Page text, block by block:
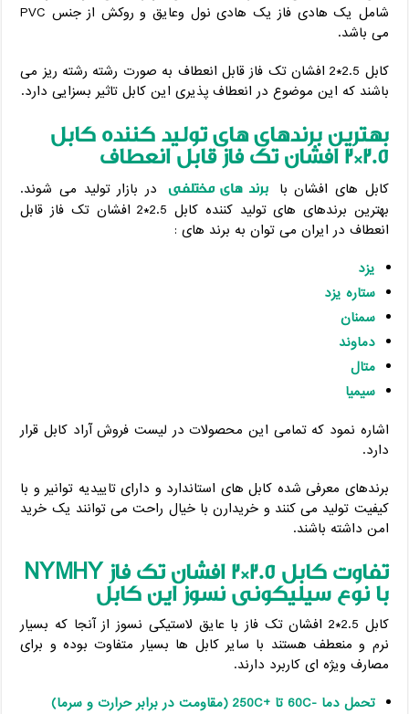
شامل یک هادی فاز یک هادی نول وعایق و روکش از جنس PVC
می باشد.
کابل 2.5*2 افشان تک فاز قابل انعطاف به صورت رشته رشته ریز می
باشند که این موضوع در انعطاف پذیری این کابل تاثیر بسزایی دارد.
بهترین برندهای های تولید کننده کابل
2.5*2 افشان تک فاز قابل انعطاف
کابل های افشان با برند های مختلفی
در بازار تولید می شوند.
بهترین برندهای های تولید کننده کابل 2.5*2 افشان تک فاز قابل
انعطاف در ایران می توان به برند های :
یزد
ستاره یزد
سمنان
دماوند
متال
سیمیا
اشاره نمود که تمامی این محصولات در لیست فروش آراد کابل قرار
دارد.
برندهای معرفی شده کابل های استاندارد و دارای تاییدیه توانیر و با
کیفیت تولید می کنند و خریدارن با خیال راحت می توانند یک خرید
امن داشته باشند.
تفاوت کابل 2.5*2 افشان تک فاز NYMHY
با نوع سیلیکونی نسوز این کابل
کابل 2.5*2 افشان تک فاز با عایق لاستیکی نسوز از آنجا که بسیار
نرم و منعطف هستند با سایر کابل ها بسیار متفاوت بوده و برای
مصارف ویژه ای کاربرد دارند.
تحمل دما-60C تا+250C
(مقاومت در برابر حرارت و سرما)